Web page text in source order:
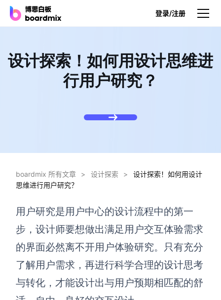
登录/注册
产品
博思白板
博思白板离线版
博思设计
一体化产品设计工具
博思AIPPT
AI生成PPT，支持在线编辑
资源与下载
设计探索！如何用设计思维进
行用户研究？
boardmix 所有文章 > 设计探索 >
设计探索！如何用设计
思维进行用户研究？
用户研究是用户中心的设计流程中的第一
步， 设计师要想做出满足用户交互体验需求
的界面必然离不开用户体验研究。 只有充分
了解用户需求，再进行科学合理的设计思考
与转化，才能设计出与用户预期相匹配的舒